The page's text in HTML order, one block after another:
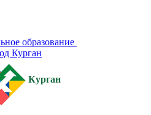
образование
Курган
Курган